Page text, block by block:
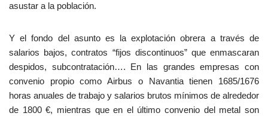
asustar a la población.
Y el fondo del asunto es la explotación obrera a través de
salarios bajos, contratos “fijos discontinuos” que enmascaran
despidos, subcontratación…. En las grandes empresas con
convenio propio como Airbus o Navantia tienen 1685/1676
horas anuales de trabajo y salarios brutos mínimos de alrededor
de 1800 €, mientras que en el último convenio del metal son